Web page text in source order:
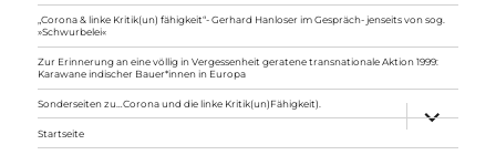
„Corona & linke Kritik(un) fähigkeit“- Gerhard Hanloser im Gespräch- jenseits von sog.
»Schwurbelei«
Zur Erinnerung an eine völlig in Vergessenheit geratene transnationale Aktion 1999:
Karawane indischer Bauer*innen in Europa
Sonderseiten zu…Corona und die linke Kritik(un)Fähigkeit).
anzeigen
Startseite